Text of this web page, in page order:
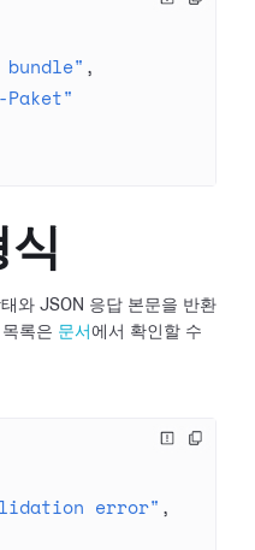
bundle" ,
Paket"
식
와 JSON 응답 본문을 반환
록은 문서 에서 확인할 수
error" ,